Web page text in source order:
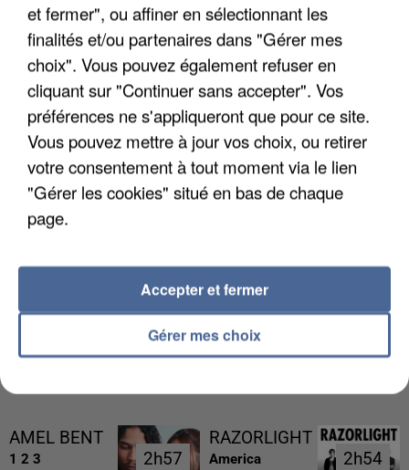
L’UN DES FONDATEURS SUPPOSÉS DE LA DZ
MAFIA INTERPELLÉ EN ALGÉRIE
AMEL BENT
1 2 3 2h57
2h57
RAZORLIGHT
America 2h54
2h54
et fermer", ou affiner en sélectionnant les
finalités et/ou partenaires dans "Gérer mes
choix". Vous pouvez également refuser en
cliquant sur "Continuer sans accepter". Vos
préférences ne s'appliqueront que pour ce site.
Vous pouvez mettre à jour vos choix, ou retirer
votre consentement à tout moment via le lien
"Gérer les cookies" situé en bas de chaque
page.
Gérer mes choix
Accepter et fermer